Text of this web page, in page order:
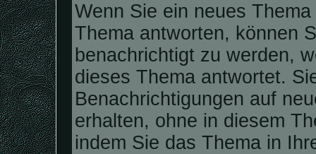
Wenn Sie ein neues
Thema antworten, können
benachrichtigt zu werden,
dieses Thema antwortet.
Benachrichtigungen auf
erhalten, ohne in diesem
indem Sie das Thema in